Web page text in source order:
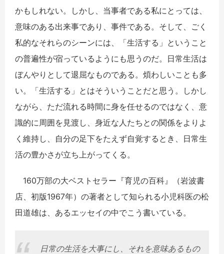
かもしれない。しかし、当事者である私にとっては、
意味のある出来事であり、事件である。そして、ごく
私的なそれらのシーンには、「生活する」ということ
の普遍性が宿っているようにも思うのだ。日常生活は
ぼんやりとして退屈なものである。煩わしいことも多
い。「生活する」とはそういうことだと思う。しかし
ながら、ただ流れる時間に身を任せるのではなく、意
識的に周囲を見渡し、身近な人たちとの関係をよりよ
く維持し、自分の足下をたえず自覚するとき、日常生
活の豊かさが立ち上がってくる。
160万部の大ベストセラー『育児の百科』（岩波書
店、初版1967年）の著者として知られる小児科医の松
田道雄は、あるエッセイの中でこう書いている。
日常の生活を大事にし、それを意味あるもの